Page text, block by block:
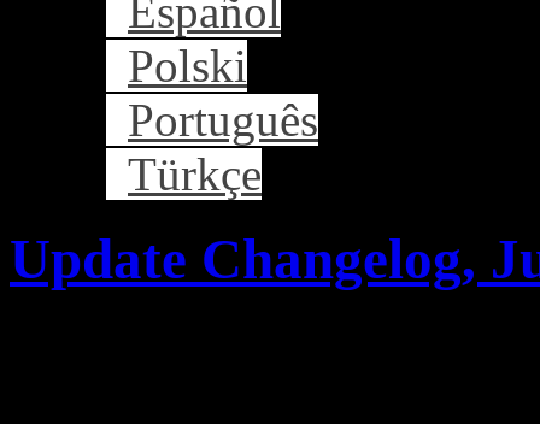
Español
Polski
Português
Türkçe
Update Changelog,